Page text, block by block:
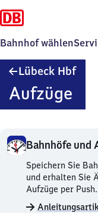
Bahnhof wählen
Lübeck Hbf
Aufzüge
Bahnhöfe und
Bahnhöfe
und
Aufzüge
merken.
Speichern Sie
und erhalten Sie
Aufzüge per Push.